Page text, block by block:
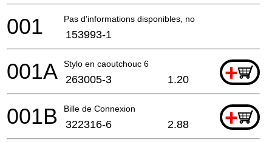
Pas d'informations disponibles, non commandable
001 153993-1
Stylo en caoutchouc 6 +
001A 263005-3 1.20
Bille de Connexion +
001B 322316-6 2.88